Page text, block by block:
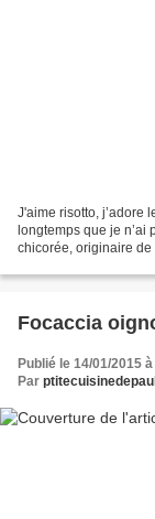
J'aime risotto, j’adore
longtemps que je n’ai
chicorée, originaire
Focaccia
Publié le 14/01/2015
Par